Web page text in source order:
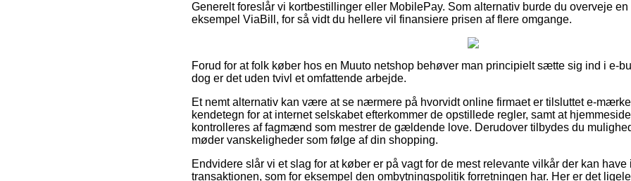
Generelt foreslår vi kortbestillinger eller MobilePay. Som alternativ burde du overveje
eksempel ViaBill, for så vidt du hellere vil finansiere prisen af flere omgange.
Forud for at folk køber hos en Muuto netshop behøver man principielt sætte sig ind i e-
dog er det uden tvivl et omfattende arbejde.
Et nemt alternativ kan være at se nærmere på hvorvidt online firmaet er tilsluttet e-
kendetegn for at internet selskabet efterkommer de opstillede regler, samt at
kontrolleres af fagmænd som mestrer de gældende love. Derudover tilbydes du
møder vanskeligheder som følge af din shopping.
Endvidere slår vi et slag for at køber er på vagt for de mest relevante vilkår der kan have
transaktionen, som for eksempel den ombytningspolitik forretningen har. Her er det